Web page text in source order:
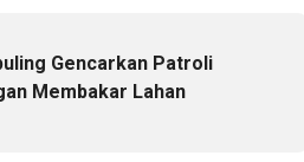
Gencarkan Patroli
Membakar Lahan